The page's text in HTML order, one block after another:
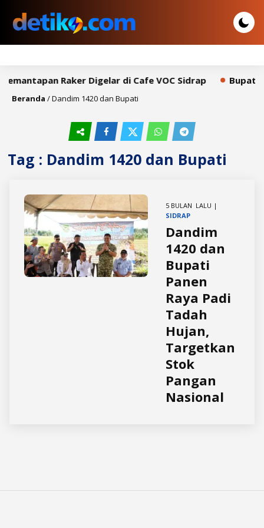
Raker Digelar di Cafe VOC Sidrap Bupati
Beranda /Dandim 1420 dan Bupati
Tag : Dandim 1420 dan Bupati
5 BULAN LALU |
SIDRAP
Dandim
1420 dan
Bupati
Panen
Raya Padi
Tadah
Hujan,
Targetkan
Stok
Pangan
Nasional